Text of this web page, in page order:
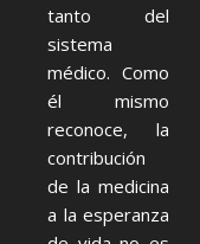
tanto del
sistema
médico. Como
él mismo
reconoce, la
contribución
de la medicina
a la esperanza